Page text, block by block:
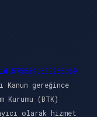
Kanun gereğince
(BTK)
olarak hizmet